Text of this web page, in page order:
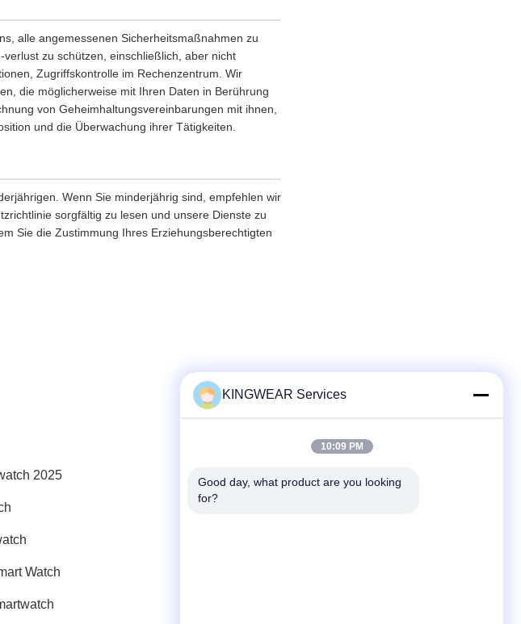
alle angemessenen Sicherheitsmaßnahmen zu
zu schützen, einschließlich, aber nicht
Zugriffskontrolle im Rechenzentrum. Wir
die möglicherweise mit Ihren Daten in Berührung
von Geheimhaltungsvereinbarungen mit ihnen,
und die Überwachung ihrer Tätigkeiten.
Wenn Sie minderjährig sind, empfehlen wir
sorgfältig zu lesen und unsere Dienste zu
Sie die Zustimmung Ihres Erziehungsberechtigten
2025
Watch
Schnelle Kontaktaufnahme
Tel.
KINGWEAR Services
10:09 PM
Good day, what product are you looking
for?